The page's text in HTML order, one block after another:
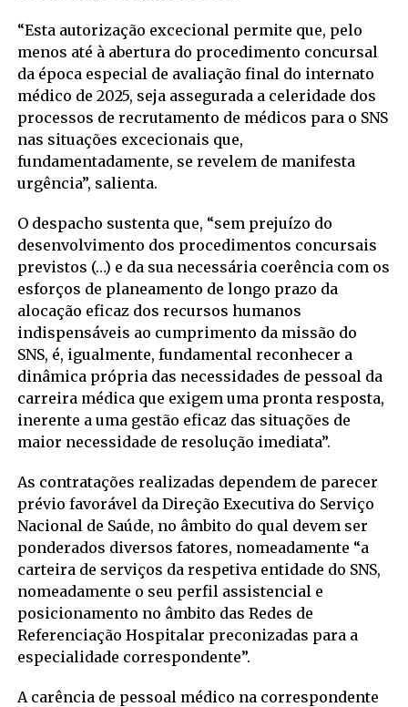
“Esta autorização excecional permite que, pelo
menos até à abertura do procedimento concursal
da época especial de avaliação final do internato
médico de 2025, seja assegurada a celeridade dos
processos de recrutamento de médicos para o SNS
nas situações excecionais que,
fundamentadamente, se revelem de manifesta
urgência”, salienta.
O despacho sustenta que, “sem prejuízo do
desenvolvimento dos procedimentos concursais
previstos (…) e da sua necessária coerência com os
esforços de planeamento de longo prazo da
alocação eficaz dos recursos humanos
indispensáveis ao cumprimento da missão do
SNS, é, igualmente, fundamental reconhecer a
dinâmica própria das necessidades de pessoal da
carreira médica que exigem uma pronta resposta,
inerente a uma gestão eficaz das situações de
maior necessidade de resolução imediata”.
As contratações realizadas dependem de parecer
prévio favorável da Direção Executiva do Serviço
Nacional de Saúde, no âmbito do qual devem ser
ponderados diversos fatores, nomeadamente “a
carteira de serviços da respetiva entidade do SNS,
nomeadamente o seu perfil assistencial e
posicionamento no âmbito das Redes de
Referenciação Hospitalar preconizadas para a
especialidade correspondente”.
A carência de pessoal médico na correspondente